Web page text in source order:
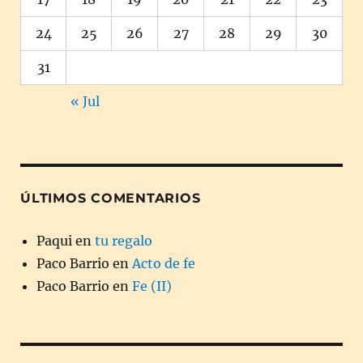
24 25 26 27 28 29 30
31
« Jul
ÚLTIMOS COMENTARIOS
Paqui en tu regalo
Paco Barrio en Acto de fe
Paco Barrio en Fe (II)